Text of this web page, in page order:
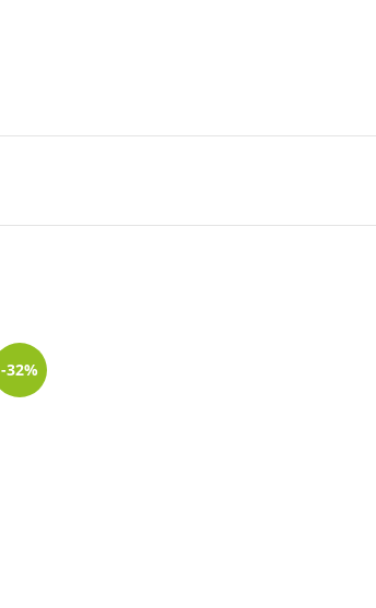
-32%